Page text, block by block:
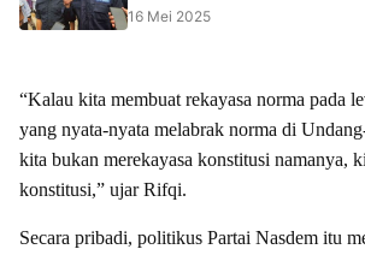
16 Mei 2025
“Kalau kita membuat rekayasa norma pada
yang nyata-nyata melabrak norma di
kita bukan merekayasa konstitusi namanya,
konstitusi,” ujar Rifqi.
Secara pribadi, politikus Partai Nasdem itu